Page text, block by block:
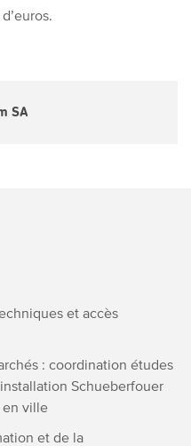
SA
et accès
: coordination études
Schueberfouer
en ville
et de la